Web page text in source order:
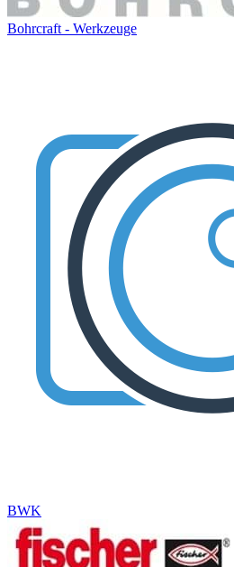
Bohrcraft - Werkzeuge
BWK